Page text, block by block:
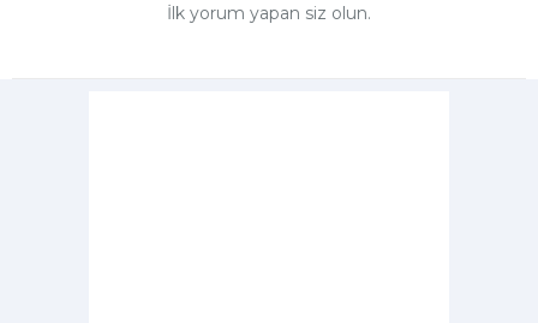
İlk yorum yapan siz olun.